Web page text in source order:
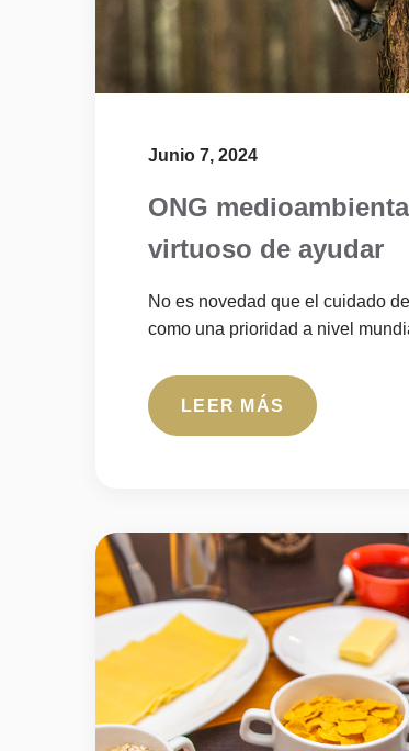
Junio 7, 2024
ONG
virtuoso de ayudar
No es novedad que el cuidado
como una prioridad a nivel
LEER MÁS